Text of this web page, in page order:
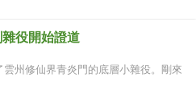
役開始證道
州修仙界青炎門的底層小雜役。剛來